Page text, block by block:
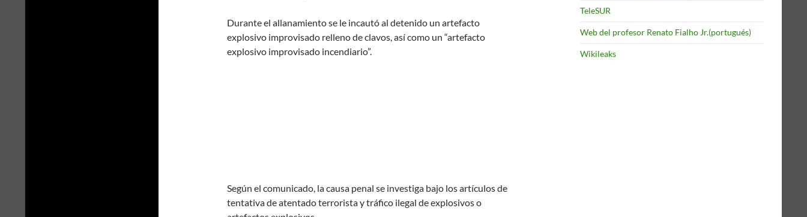
Durante el allanamiento se le incautó al detenido un artefacto
explosivo improvisado relleno de clavos, así como un “artefacto
explosivo improvisado incendiario”.
Según el comunicado, la causa penal se investiga bajo los artículos de
tentativa de atentado terrorista y tráfico ilegal de explosivos o
TeleSUR
Web del profesor Renato Fialho Jr.(portugués)
Wikileaks